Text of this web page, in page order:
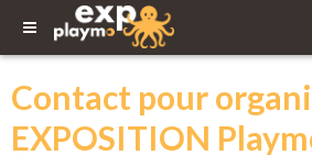
Contact pour
EXPOSITION